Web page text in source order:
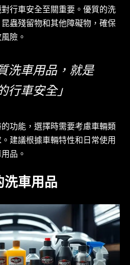
行車安全至關重要。優質的洗
蟲殘留物和其他障礙物，確保
險。
洗車用品，就是
行車安全」
功能，選擇時需要考慮車輛類
建議根據車輛特性和日常使用
品。
車用品